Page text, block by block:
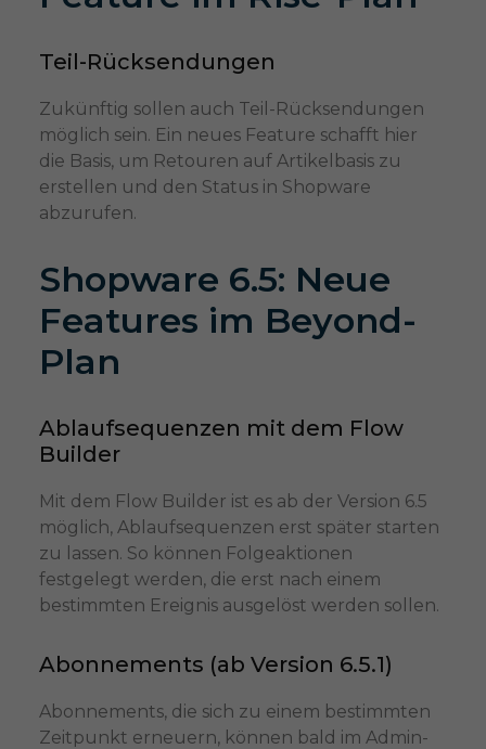
Teil-Rücksendungen
Zukünftig sollen auch Teil-Rücksendungen
möglich sein. Ein neues Feature schafft hier
die Basis, um Retouren auf Artikelbasis zu
erstellen und den Status in Shopware
abzurufen.
Shopware 6.5: Neue
Features im Beyond-
Plan
Ablaufsequenzen mit dem Flow
Builder
Mit dem Flow Builder ist es ab der Version 6.5
möglich, Ablaufsequenzen erst später starten
zu lassen. So können Folgeaktionen
festgelegt werden, die erst nach einem
bestimmten Ereignis ausgelöst werden sollen.
Abonnements (ab Version 6.5.1)
Abonnements, die sich zu einem bestimmten
Zeitpunkt erneuern, können bald im Admin-